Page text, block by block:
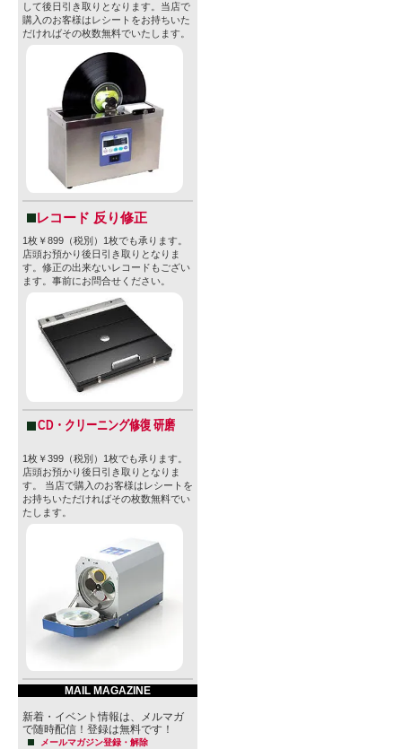
して後日引き取りとなります。当店で
購入のお客様はレシートをお持ちいた
だければその枚数無料でいたします。
レコード 反り修正
1枚￥899（税別）1枚でも承ります。
店頭お預かり後日引き取りとなりま
す。修正の出来ないレコードもござい
ます。事前にお問合せください。
CD・クリーニング修復 研磨
1枚￥399（税別）1枚でも承ります。
店頭お預かり後日引き取りとなりま
す。 当店で購入のお客様はレシートを
お持ちいただければその枚数無料でい
たします。
MAIL MAGAZINE
新着・イベント情報は、メルマガ
で随時配信！登録は無料です！
メールマガジン登録・解除